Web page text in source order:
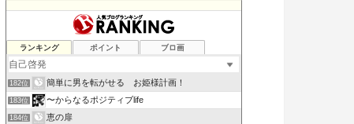
ランキング ポイント ブロ画
180位 効率を良くするために読むブログ
181位
182位 簡単に男を転がせる お姫様計画！
183位 〜からなるポジティブlife
184位 恵の扉